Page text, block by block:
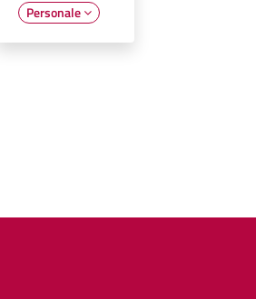
Personale